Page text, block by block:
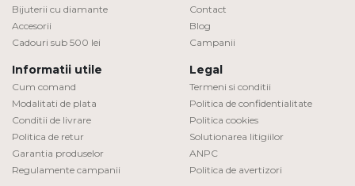
Bijuterii cu diamante
Accesorii
Cadouri sub 500 lei
Contact
Blog
Campanii
Informatii utile
Cum comand
Modalitati de plata
Conditii de livrare
Politica de retur
Garantia produselor
Regulamente campanii
Legal
Termeni si conditii
Politica de confidentialitate
Politica cookies
Solutionarea litigiilor
ANPC
Politica de avertizori